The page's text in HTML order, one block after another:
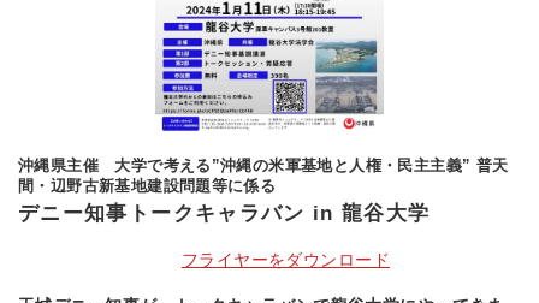
沖縄県主催 大学で考える”沖縄の米軍基地と人権・民主主義” 普天
間・辺野古新基地建設問題等に係る
デニー知事トークキャラバン in 龍谷大学
フライヤーをダウンロード